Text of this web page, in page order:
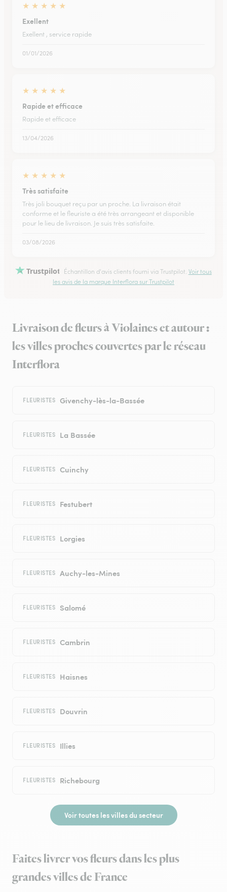
★ ★ ★ ★ ★
Exellent
Exellent , service rapide
01/01/2026
★ ★ ★ ★ ★
Rapide et efficace
Rapide et efficace
13/04/2026
★ ★ ★ ★ ★
Très satisfaite
Très joli bouquet reçu par un proche. La livraison était
conforme et le fleuriste a été très arrangeant et disponible
pour le lieu de livraison. Je suis très satisfaite.
03/08/2026
Trustpilot Échantillon d'avis clients fourni via Trustpilot. Voir tous
les avis de la marque Interflora sur Trustpilot
Livraison de fleurs à Violaines et autour :
les villes proches couvertes par le réseau
Interflora
FLEURISTES Givenchy-lès-la-Bassée
FLEURISTES La Bassée
FLEURISTES Cuinchy
FLEURISTES Festubert
FLEURISTES Lorgies
FLEURISTES Auchy-les-Mines
FLEURISTES Salomé
FLEURISTES Cambrin
FLEURISTES Haisnes
FLEURISTES Douvrin
FLEURISTES Illies
FLEURISTES Richebourg
Voir toutes les villes du secteur
Faites livrer vos fleurs dans les plus
grandes villes de France